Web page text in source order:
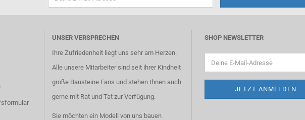
UNSER VERSPRECHEN
Ihre Zufriedenheit liegt uns sehr am Herzen.
Alle unsere Mitarbeiter sind seit ihrer Kindheit
große Bausteine Fans und stehen Ihnen auch
gerne mit Rat und Tat zur Verfügung.
Sie möchten ein Modell von uns bauen
SHOP NEWSLETTER